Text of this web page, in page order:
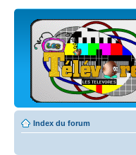
Index du forum